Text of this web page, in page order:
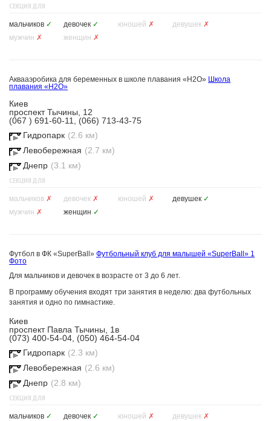
СЕКЦИЯ ДЛЯ
мальчиков ✓ девочек ✓ юношей ✗ девушек ✗
мужчин ✗ женщин ✗
Аквааэробика для беременных в школе плавания «H2O» Школа
плавания «H2O»
Киев
проспект Тычины, 12
(067 ) 691-60-11, (066) 713-43-75
Гидропарк (2.6 км)
Левобережная (2.7 км)
Днепр (3.1 км)
СЕКЦИЯ ДЛЯ
мальчиков ✗ девочек ✗ юношей ✗ девушек ✓
мужчин ✗ женщин ✓
Футбол в ФК «SuperBall» Футбольный клуб для малышей «SuperBall» 1
Фото
Для мальчиков и девочек в возрасте от 3 до 6 лет.
В программу обучения входят три занятия в неделю: два футбольных
занятия и одно по гимнастике.
Киев
проспект Павла Тычины, 1в
(073) 400-54-04, (050) 464-54-04
Гидропарк (2.3 км)
Левобережная (2.6 км)
Днепр (2.8 км)
СЕКЦИЯ ДЛЯ
мальчиков ✓ девочек ✓ юношей ✗ девушек ✗